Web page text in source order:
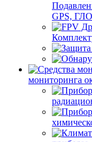
GPS,
мониторинга